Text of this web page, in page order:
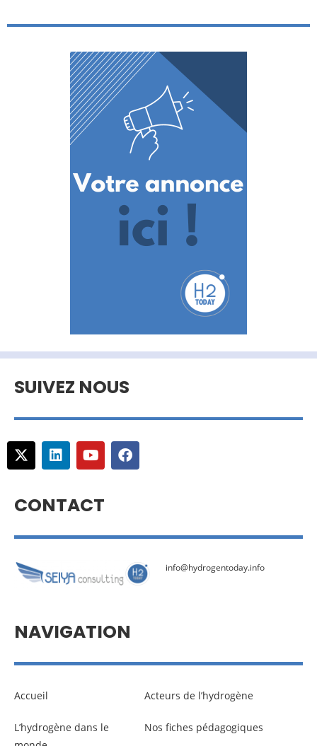
SUIVEZ NOUS
CONTACT
info@hydrogentoday.info
NAVIGATION
Accueil
L’hydrogène dans le
Acteurs de l’hydrogène
Nos fiches pédagogiques